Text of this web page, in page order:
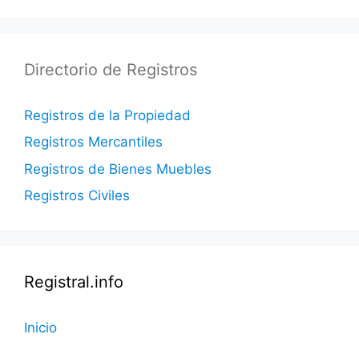
Directorio de Registros
Registros de la Propiedad
Registros Mercantiles
Registros de Bienes Muebles
Registros Civiles
Registral.info
Inicio